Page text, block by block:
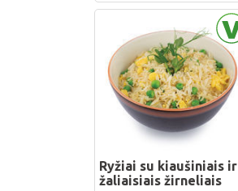
Ryžiai su kiaušiniais ir
žaliaisiais žirneliais